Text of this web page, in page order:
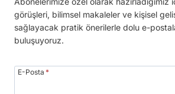
görüşleri, bilimsel makaleler ve kişisel
sağlayacak pratik önerilerle dolu e-
buluşuyoruz.
E-Posta *